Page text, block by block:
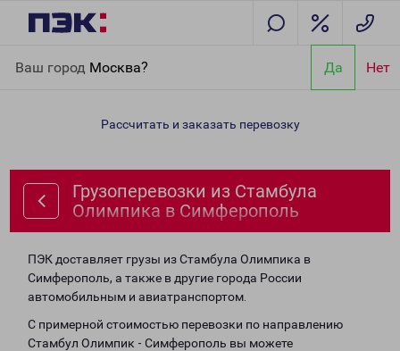
Ваш город Москва? Да Нет
Олимпика в Симферополь
Рассчитать и заказать перевозку
Грузоперевозки из Стамбула
Олимпика в Симферополь
ПЭК доставляет грузы из Стамбула Олимпика в
Симферополь, а также в другие города России
автомобильным и авиатранспортом.
С примерной стоимостью перевозки по направлению
Стамбул Олимпик - Симферополь вы можете